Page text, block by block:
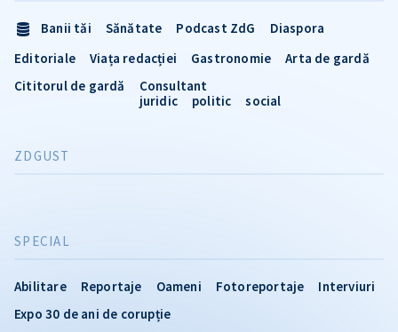
SPECIAL
Abilitare Reportaje Oameni Fotoreportaje
Interviuri
Expo 30 de ani de corupție
Banii tăi Sănătate Podcast ZdG
Diaspora
Editoriale
Viața redacției Gastronomie
Arta de gardă
Cititorul de gardă
Consultant
juridic
politic social
ZDGUST